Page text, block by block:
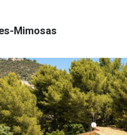
Mimosas